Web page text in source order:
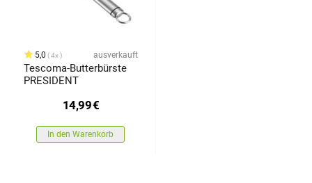
5,0 4x ausverkauft
Tescoma-Butterbürste
PRESIDENT
14,99€
In den Warenkorb